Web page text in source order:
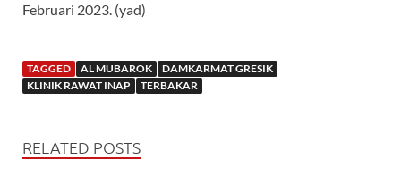
Februari 2023. (yad)
TAGGED AL MUBAROK
DAMKARMAT GRESIK
KLINIK RAWAT INAP
TERBAKAR
RELATED POSTS